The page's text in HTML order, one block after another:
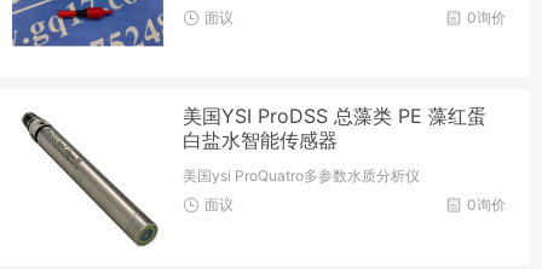
0询价
面议
美国YSI ProDSS 总藻类 PE 藻红蛋
白盐水智能传感器
美国ysi ProQuatro多参数水质分析仪
0询价
面议